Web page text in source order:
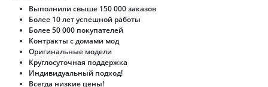
Выполнили свыше 150 000 заказов
Более 10 лет успешной работы
Более 50 000 покупателей
Контракты с домами мод
Оригинальные модели
Круглосуточная поддержка
Индивидуальный подход!
Всегда низкие цены!